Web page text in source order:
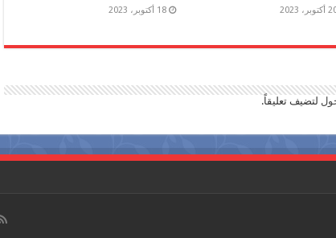
2023 18 أكتوبر، 2023
لتضيف تعليقاً.